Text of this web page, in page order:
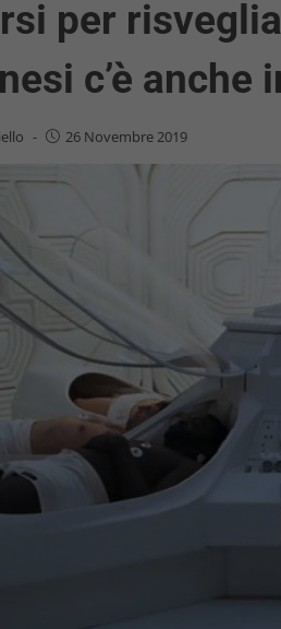
per
c’è anche
- 26 Novembre 2019